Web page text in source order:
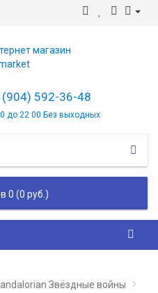
(904) 592-36-48
до 22 00 Без выходных
0 (0 руб.)
Звёздные войны